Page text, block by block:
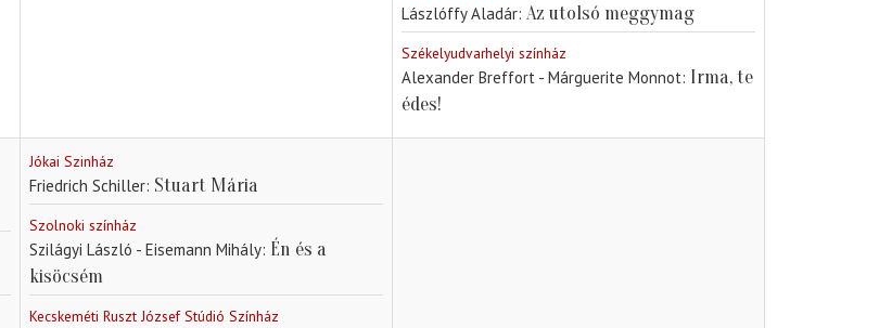
Lászlóffy Aladár Az utolsó meggymag
Székelyudvarhelyi színház
Alexander Breffort - Márguerite Monnot Irma, te
édes!
Jókai Szinház
Friedrich Schiller Stuart Mária
Szolnoki színház
Szilágyi László - Eisemann Mihály Én és a
kisöcsém
Kecskeméti Ruszt József Stúdió Színház